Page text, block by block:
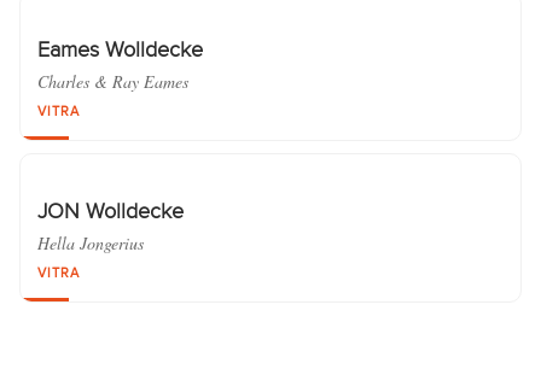
Eames Wolldecke
Charles & Ray Eames
VITRA
JON Wolldecke
Hella Jongerius
VITRA